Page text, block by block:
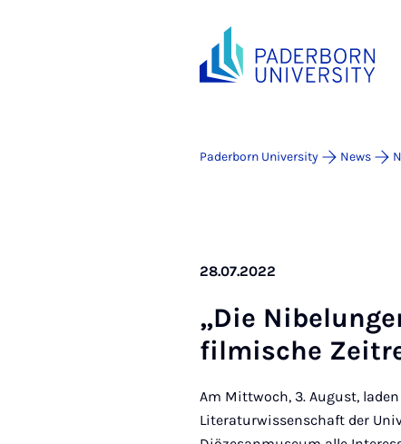
Paderborn University News
28.07.2022
­­­„Die
filmis­che
Am Mittwoch, 3. August,
Literaturwissenschaft der